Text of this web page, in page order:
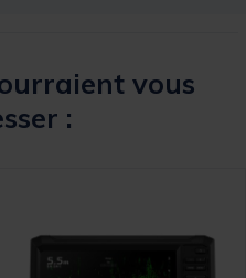
vous
: